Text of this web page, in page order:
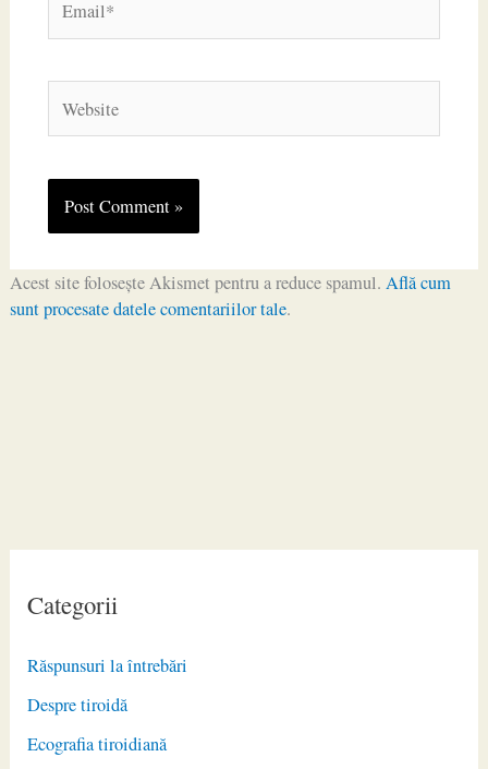
Categorii
Răspunsuri la întrebări
Despre tiroidă
Ecografia tiroidiană
Acest site folosește Akismet pentru a reduce spamul. Află cum
sunt procesate datele comentariilor tale.